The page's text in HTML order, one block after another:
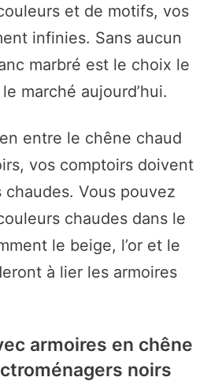
et de motifs, vos
infinies. Sans aucun
marbré est le choix le
marché aujourd’hui.
entre le chêne chaud
vos comptoirs doivent
chaudes. Vous pouvez
chaudes dans le
le beige, l’or et le
à lier les armoires
armoires en chêne
noirs